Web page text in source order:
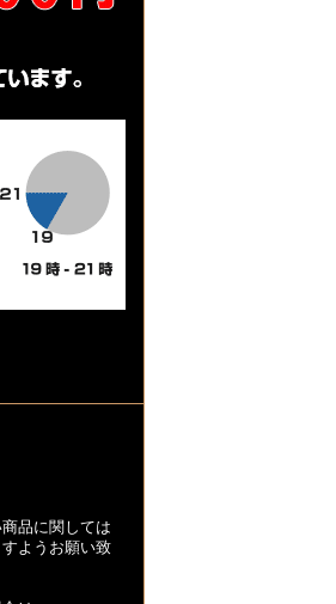
品に関しては
ようお願い致